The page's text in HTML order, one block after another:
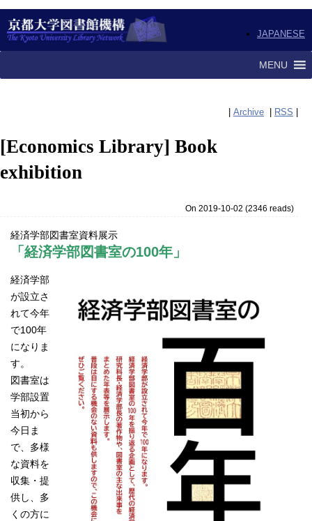
JAPANESE
MENU
Archive RSS
[Economics Library] Book
exhibition
On 2019-10-02 (2346 reads)
経済学部図書室資料展示
「経済学部図書室の100年」
経済学部
が設立さ
れて今年
で100年
になりま
す。
図書室は
学部設置
当初から
今日ま
で、多様
な資料を
収集・提
供し、多
くの方に